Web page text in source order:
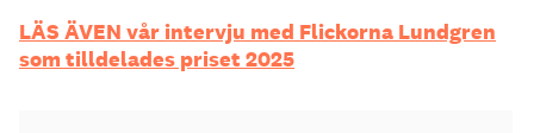
LÄS ÄVEN vår intervju med Flickorna Lundgren
som tilldelades priset 2025